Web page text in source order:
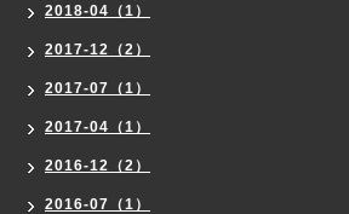
2018-04（1）
2017-12（2）
2017-07（1）
2017-04（1）
2016-12（2）
2016-07（1）